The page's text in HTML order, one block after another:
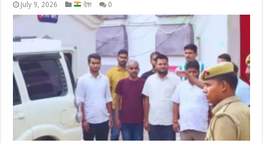
July 9, 2026 देश 0